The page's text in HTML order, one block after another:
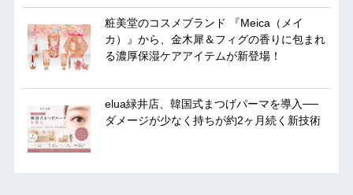
粧美堂のコスメブランド 『Meica（メイ
カ）』から、金木犀＆フィグの香りに包まれ
る濃厚保湿ケアアイテムが新登場！
elua緑井店、韓国式まつげパーマを導入──
ダメージが少なく持ちが約2ヶ月続く新技術